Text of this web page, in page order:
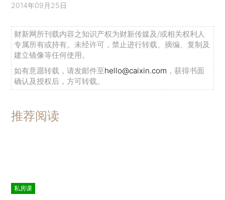
2014年09月25日
财新网所刊载内容之知识产权为财新传媒及/或相关权利人
专属所有或持有。未经许可，禁止进行转载、摘编、复制及
建立镜像等任何使用。
如有意愿转载，请发邮件至hello@caixin.com ，获得书面
确认及授权后，方可转载。
推荐阅读
私房课